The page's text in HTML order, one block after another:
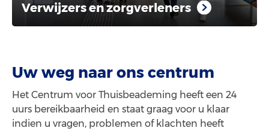
Verwijzers en zorgverleners
Uw weg naar ons centrum
Het Centrum voor Thuisbeademing heeft een 24
uurs bereikbaarheid en staat graag voor u klaar
indien u vragen, problemen of klachten heeft